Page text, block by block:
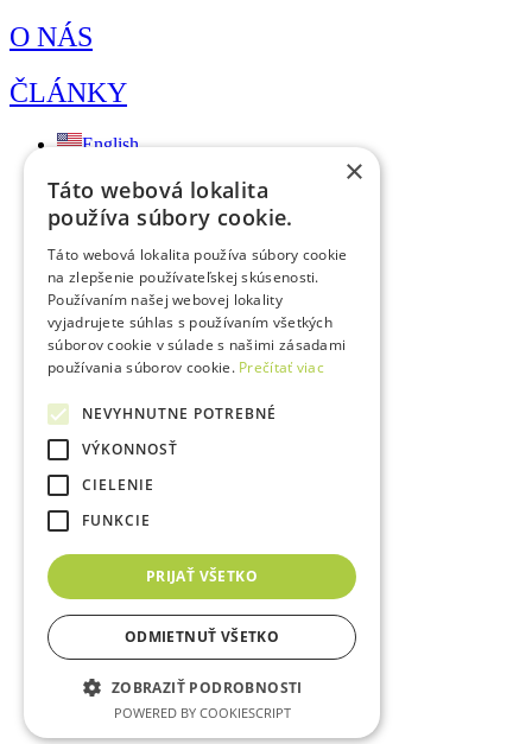
O NÁS
ČLÁNKY
English
×
Táto webová lokalita
používa súbory cookie.
Táto webová lokalita používa súbory cookie
na zlepšenie používateľskej skúsenosti.
Používaním našej webovej lokality
vyjadrujete súhlas s používaním všetkých
súborov cookie v súlade s našimi zásadami
používania súborov cookie. Prečítať viac
NEVYHNUTNE POTREBNÉ
VÝKONNOSŤ
CIELENIE
FUNKCIE
PRIJAŤ VŠETKO
ODMIETNUŤ VŠETKO
ZOBRAZIŤ PODROBNOSTI
POWERED BY COOKIESCRIPT